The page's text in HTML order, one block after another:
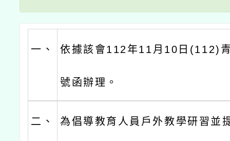
一、 依據該會112年11月10日(112)
號函辦理。
二、 為倡導教育人員戶外教學研習並